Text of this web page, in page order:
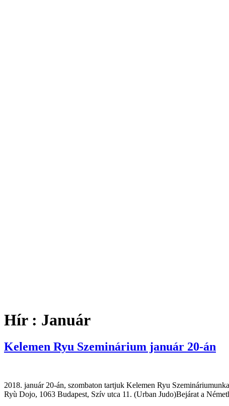
Hír : Január
Kelemen Ryu Szeminárium január 20-án
2018. január 20-án, szombaton tartjuk Kelemen Ryu
Ryù Dojo, 1063 Budapest, Szív utca 11. (Urban Judo)Bejárat a